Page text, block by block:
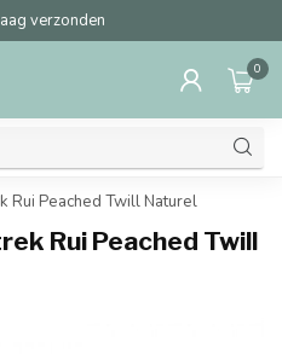
verzonden
0
Rui Peached Twill Naturel
Rui Peached Twill